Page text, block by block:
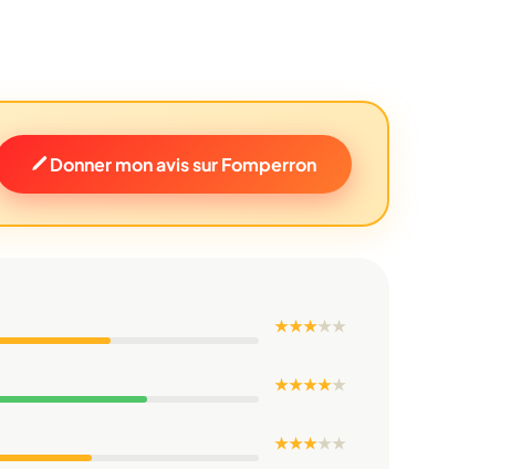
Donner mon avis sur Fomperron
★ ★ ★★★
★ ★ ★ ★★
★ ★ ★★★